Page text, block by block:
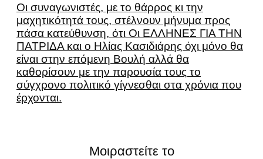
Οι συναγωνιστές, με το θάρρος κι την
μαχητικότητά τους, στέλνουν μήνυμα προς
πάσα κατεύθυνση, ότι Οι ΕΛΛΗΝΕΣ ΓΙΑ ΤΗΝ
ΠΑΤΡΙΔΑ και ο Ηλίας Κασιδιάρης όχι μόνο θα
είναι στην επόμενη Βουλή αλλά θα
καθορίσουν με την παρουσία τους το
σύγχρονο πολιτικό γίγνεσθαι στα χρόνια που
έρχονται.
Μοιραστείτε το